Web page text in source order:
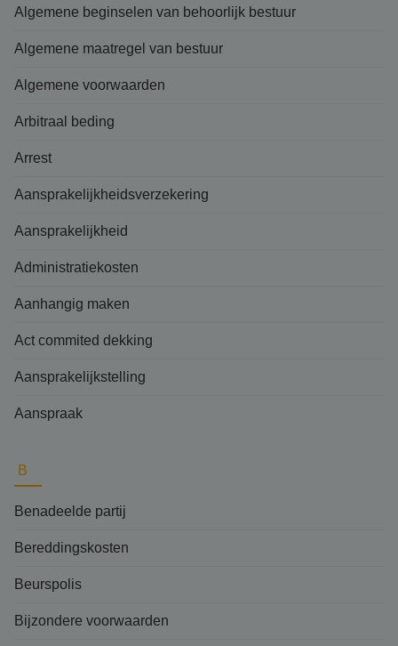
Algemene beginselen van behoorlijk bestuur
Algemene maatregel van bestuur
Algemene voorwaarden
Arbitraal beding
Arrest
Aansprakelijkheidsverzekering
Aansprakelijkheid
Administratiekosten
Aanhangig maken
Act commited dekking
Aansprakelijkstelling
Aanspraak
B
Benadeelde partij
Bereddingskosten
Beurspolis
Bijzondere voorwaarden